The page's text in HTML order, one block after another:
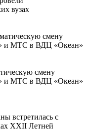
вузах
смену
и МТС в ВДЦ «Океан»